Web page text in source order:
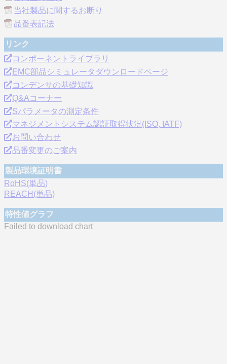
当社製品に関するお断り
品番表記法
リンク
コンポーネントライブラリ
EMC部品シミュレータダウンロードページ
コンデンサの基礎知識
Q&Aコーナー
Sパラメータの測定条件
マネジメントシステム認証取得状況(ISO, IATF)
お問い合わせ
品番変更のご案内
製品環境証明書
RoHS(単品)
REACH(単品)
特性値グラフ
Failed to download chart